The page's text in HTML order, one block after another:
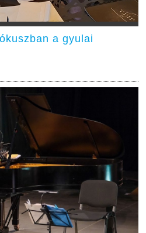
a gyulai